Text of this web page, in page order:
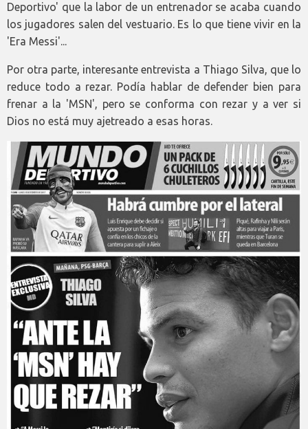
Deportivo' que la labor de un entrenador se acaba cuando
los jugadores salen del vestuario. Es lo que tiene vivir en la
'Era Messi'...
Por otra parte, interesante entrevista a Thiago Silva, que lo
reduce todo a rezar. Podía hablar de defender bien para
frenar a la 'MSN', pero se conforma con rezar y a ver si
Dios no está muy ajetreado a esas horas.